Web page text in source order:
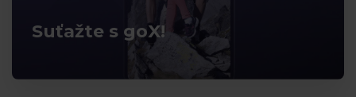
Suťažte s goX!